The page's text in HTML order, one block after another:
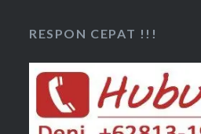
RESPON CEPAT !!!